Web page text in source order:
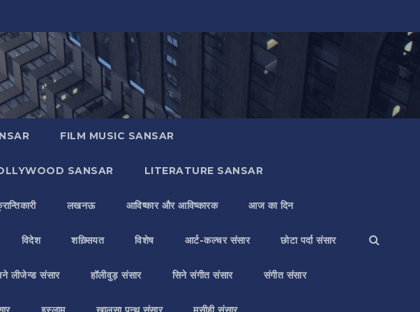
FILM MUSIC SANSAR
SANSAR LITERATURE SANSAR
लखनऊ आविष्कार और आविष्कारक आज का दिन
विदेश शख़्सियत विशेष आर्ट-कल्चर संसार छोटा पर्दा संसार
लीजेन्ड संसार हॉलीवुड़ संसार सिने संगीत संसार संगीत संसार